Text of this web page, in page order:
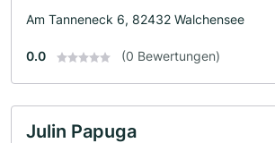
Am Tanneneck 6, 82432 Walchensee
0.0 (0 Bewertungen)
Julin Papuga